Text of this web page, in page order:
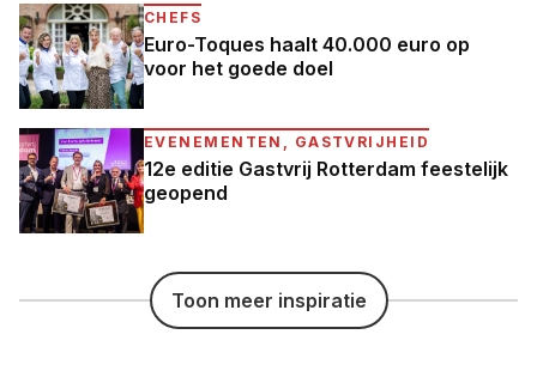
CHEFS
Euro-Toques haalt 40.000 euro op
voor het goede doel
EVENEMENTEN, GASTVRIJHEID
12e editie Gastvrij Rotterdam feestelijk
geopend
Toon meer inspiratie